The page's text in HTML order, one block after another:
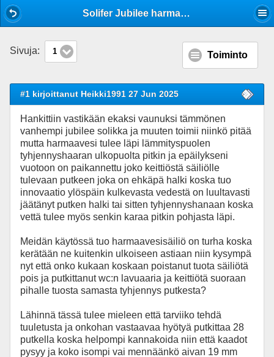
Solifer Jubilee harmaavesisäiliön poisto
Sivuja: 1 Toiminto
#1 kirjoittanut Heikki1991 27 Jun 2025
Hankittiin vastikään ekaksi vaunuksi tämmönen
vanhempi jubilee solikka ja muuten toimii niinkö pitää
mutta harmaavesi tulee läpi lämmityspuolen
tyhjennyshaaran ulkopuolta pitkin ja epäilykseni
vuotoon on paikannettu joko keittiöstä säiliölle
tulevaan putkeen joka on ehkäpä halki koska tuo
innovaatio ylöspäin kulkevasta vedestä on luultavasti
jäätänyt putken halki tai sitten tyhjennyshanaan koska
vettä tulee myös senkin karaa pitkin pohjasta läpi.
Meidän käytössä tuo harmaavesisäiliö on turha koska
kerätään ne kuitenkin ulkoiseen astiaan niin kysympä
nyt että onko kukaan koskaan poistanut tuota säiliötä
pois ja putkittanut wc:n lavuaaria ja keittiötä suoraan
pihalle tuosta samasta tyhjennys putkesta?
Lähinnä tässä tulee mieleen että tarviiko tehdä
tuuletusta ja onkohan vastaavaa hyötyä putkittaa 28
putkella koska helpompi kannakoida niin että kaadot
pysyy ja koko isompi vai mennäänkö aivan 19 mm